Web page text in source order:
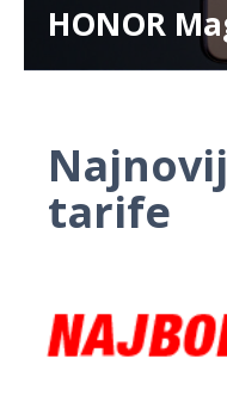
HONOR
tarife